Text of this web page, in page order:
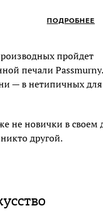
ПОДРОБНЕЕ
пройдет
печали Passmurny.
— в нетипичных для
не новички в своем
другой.